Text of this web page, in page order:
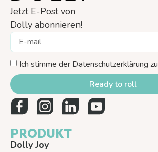
Jetzt E-Post von
Dolly abonnieren!
Ich stimme der Datenschutzerklärung zu
Ready to roll
PRODUKT
Dolly Joy